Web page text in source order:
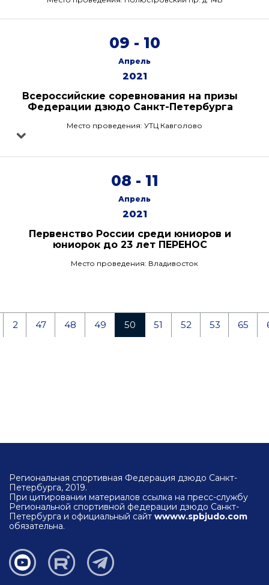
09 - 10
Апрель
2021
Всероссийские соревнования на призы
Федерации дзюдо Санкт-Петербурга
Место проведения: УТЦ Кавголово
08 - 11
Апрель
2021
Первенство России среди юниоров и
юниорок до 23 лет ПЕРЕНОС
Место проведения: Владивосток
2 47 48 49 50 51 52 53 65
Региональная спортивная Федерация дзюдо Санкт-
Петербурга, 2019.
При цитировании материалов ссылка на пресс-службу
Региональной спортивной федерации дзюдо Санкт-
Петербурга и официальный сайт wwww.spbjudo.com
обязательна.